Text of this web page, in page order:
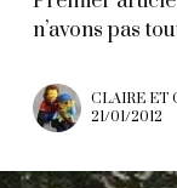
n’avons pas
CLAIRE ET
21/01/2012